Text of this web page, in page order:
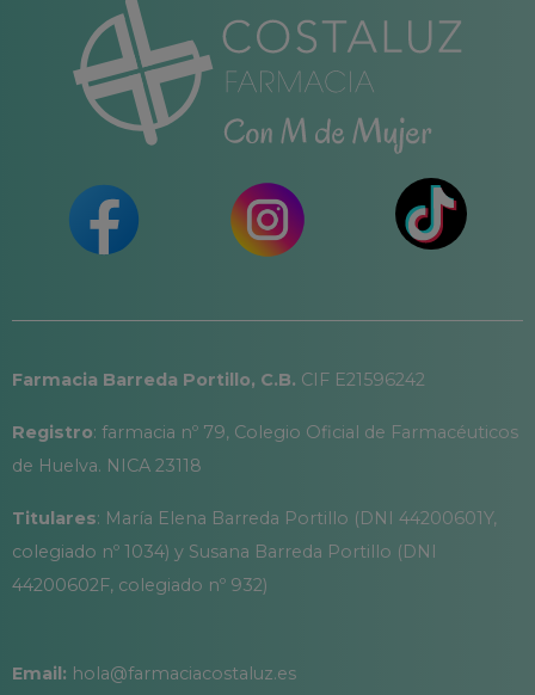
Farmacia Barreda Portillo, C.B. CIF E21596242
Registro: farmacia nº 79, Colegio Oficial de Farmacéuticos
de Huelva. NICA 23118
Titulares: María Elena Barreda Portillo (DNI 44200601Y,
colegiado nº 1034) y Susana Barreda Portillo (DNI
44200602F, colegiado nº 932)
Email: hola@farmaciacostaluz.es